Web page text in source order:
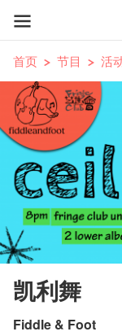
首页 节目 活
凯利舞
Fiddle & Foot